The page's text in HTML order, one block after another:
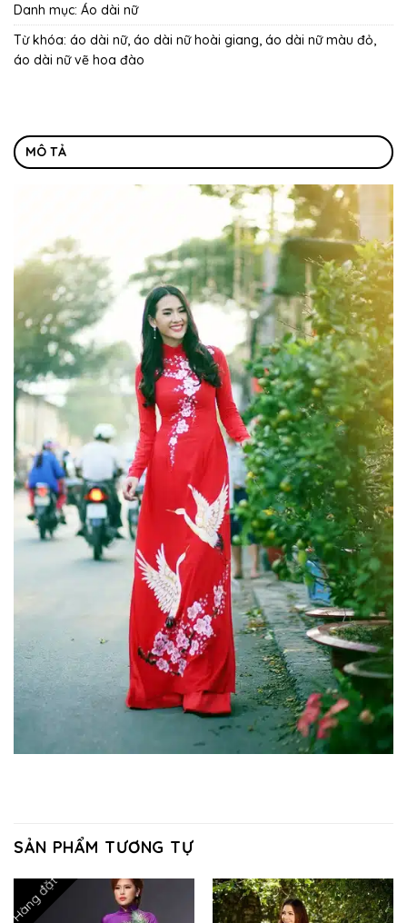
Danh mục: Áo dài nữ
Từ khóa: áo dài nữ, áo dài nữ hoài giang, áo dài nữ màu đỏ,
áo dài nữ vẽ hoa đào
MÔ TẢ
SẢN PHẨM TƯƠNG TỰ
Hàng đặt